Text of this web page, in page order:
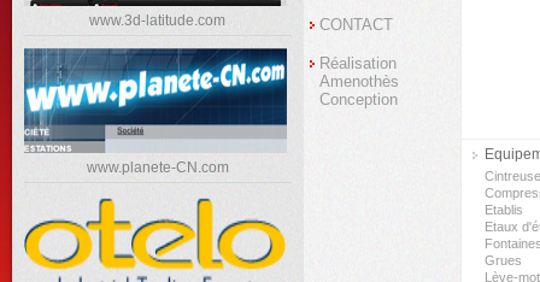
www.3d-latitude.com
www.planete-CN.com
CONTACT
Réalisation
Amenothès
Conception
Etablis
Etaux
Grues
Lève-